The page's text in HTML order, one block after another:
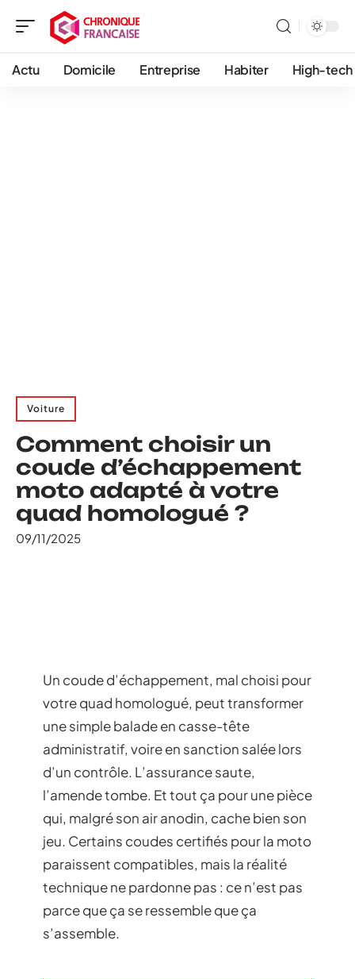
Actu Domicile Entreprise Habiter High-tech
Voiture
Comment choisir un
coude d’échappement
moto adapté à votre
quad homologué ?
09/11/2025
Un coude d’échappement, mal choisi pour
votre quad homologué, peut transformer
une simple balade en casse-tête
administratif, voire en sanction salée lors
d’un contrôle. L’assurance saute,
l’amende tombe. Et tout ça pour une pièce
qui, malgré son air anodin, cache bien son
jeu. Certains coudes certifiés pour la moto
paraissent compatibles, mais la réalité
technique ne pardonne pas : ce n’est pas
parce que ça se ressemble que ça
s’assemble.